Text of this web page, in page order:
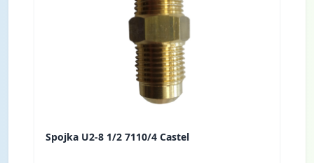
Spojka U2-8 1/2 7110/4 Castel